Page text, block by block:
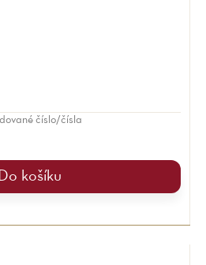
Do košíku
číslo/čísla